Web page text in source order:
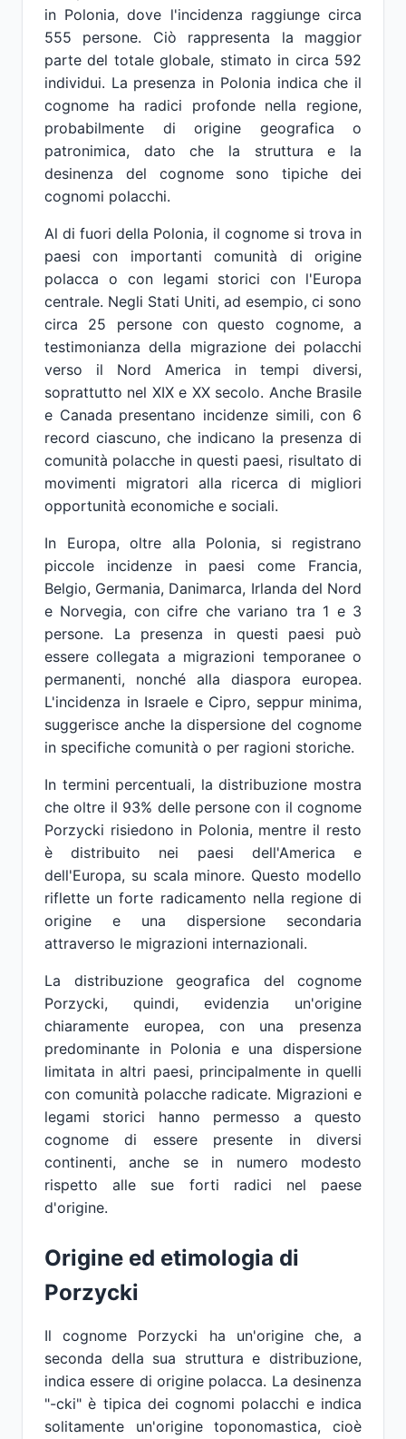
in Polonia, dove l'incidenza raggiunge circa
555 persone. Ciò rappresenta la maggior
parte del totale globale, stimato in circa 592
individui. La presenza in Polonia indica che il
cognome ha radici profonde nella regione,
probabilmente di origine geografica o
patronimica, dato che la struttura e la
desinenza del cognome sono tipiche dei
cognomi polacchi.
Al di fuori della Polonia, il cognome si trova in
paesi con importanti comunità di origine
polacca o con legami storici con l'Europa
centrale. Negli Stati Uniti, ad esempio, ci sono
circa 25 persone con questo cognome, a
testimonianza della migrazione dei polacchi
verso il Nord America in tempi diversi,
soprattutto nel XIX e XX secolo. Anche Brasile
e Canada presentano incidenze simili, con 6
record ciascuno, che indicano la presenza di
comunità polacche in questi paesi, risultato di
movimenti migratori alla ricerca di migliori
opportunità economiche e sociali.
In Europa, oltre alla Polonia, si registrano
piccole incidenze in paesi come Francia,
Belgio, Germania, Danimarca, Irlanda del Nord
e Norvegia, con cifre che variano tra 1 e 3
persone. La presenza in questi paesi può
essere collegata a migrazioni temporanee o
permanenti, nonché alla diaspora europea.
L'incidenza in Israele e Cipro, seppur minima,
suggerisce anche la dispersione del cognome
in specifiche comunità o per ragioni storiche.
In termini percentuali, la distribuzione mostra
che oltre il 93% delle persone con il cognome
Porzycki risiedono in Polonia, mentre il resto
è distribuito nei paesi dell'America e
dell'Europa, su scala minore. Questo modello
riflette un forte radicamento nella regione di
origine e una dispersione secondaria
attraverso le migrazioni internazionali.
La distribuzione geografica del cognome
Porzycki, quindi, evidenzia un'origine
chiaramente europea, con una presenza
predominante in Polonia e una dispersione
limitata in altri paesi, principalmente in quelli
con comunità polacche radicate. Migrazioni e
legami storici hanno permesso a questo
cognome di essere presente in diversi
continenti, anche se in numero modesto
rispetto alle sue forti radici nel paese
d'origine.
Origine ed etimologia di
Porzycki
Il cognome Porzycki ha un'origine che, a
seconda della sua struttura e distribuzione,
indica essere di origine polacca. La desinenza
"-cki" è tipica dei cognomi polacchi e indica
solitamente un'origine toponomastica, cioè